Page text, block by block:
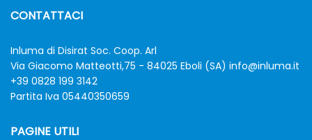
CONTATTACI
Inluma di Disirat Soc. Coop. Arl
Via Giacomo Matteotti,75 - 84025 Eboli (SA) info@inluma.it
+39 0828 199 3142
Partita Iva 05440350659
PAGINE UTILI